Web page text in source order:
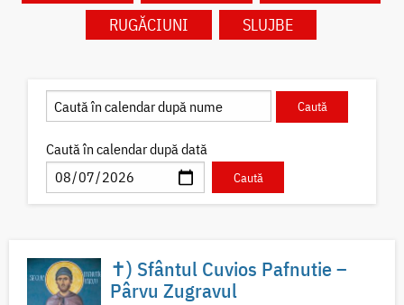
RUGĂCIUNI SLUJBE
Caută în calendar după dată
✝) Sfântul Cuvios Pafnutie –
Pârvu Zugravul